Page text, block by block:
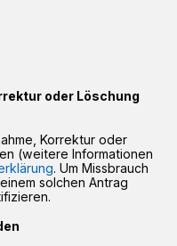
oder Löschung
Korrektur oder
(weitere Informationen
. Um Missbrauch
solchen Antrag